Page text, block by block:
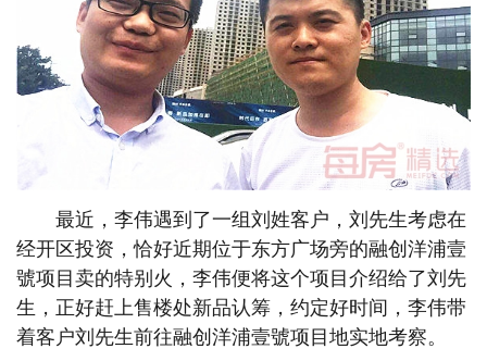
最近，李伟遇到了一组刘姓客户，刘先生考虑在
经开区投资，恰好近期位于东方广场旁的融创洋浦壹
號项目卖的特别火，李伟便将这个项目介绍给了刘先
生，正好赶上售楼处新品认筹，约定好时间，李伟带
着客户刘先生前往融创洋浦壹號项目地实地考察。